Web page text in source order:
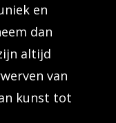
en
dan
altijd
van
kunst tot